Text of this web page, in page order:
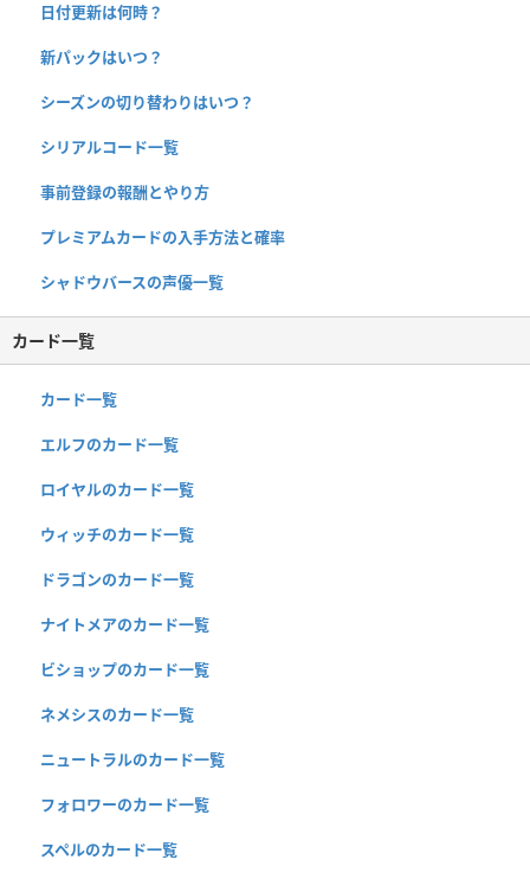
日付更新は何時？
新パックはいつ？
シーズンの切り替わりはいつ？
シリアルコード一覧
事前登録の報酬とやり方
プレミアムカードの入手方法と確率
シャドウバースの声優一覧
カード一覧
カード一覧
エルフのカード一覧
ロイヤルのカード一覧
ウィッチのカード一覧
ドラゴンのカード一覧
ナイトメアのカード一覧
ビショップのカード一覧
ネメシスのカード一覧
ニュートラルのカード一覧
フォロワーのカード一覧
スペルのカード一覧